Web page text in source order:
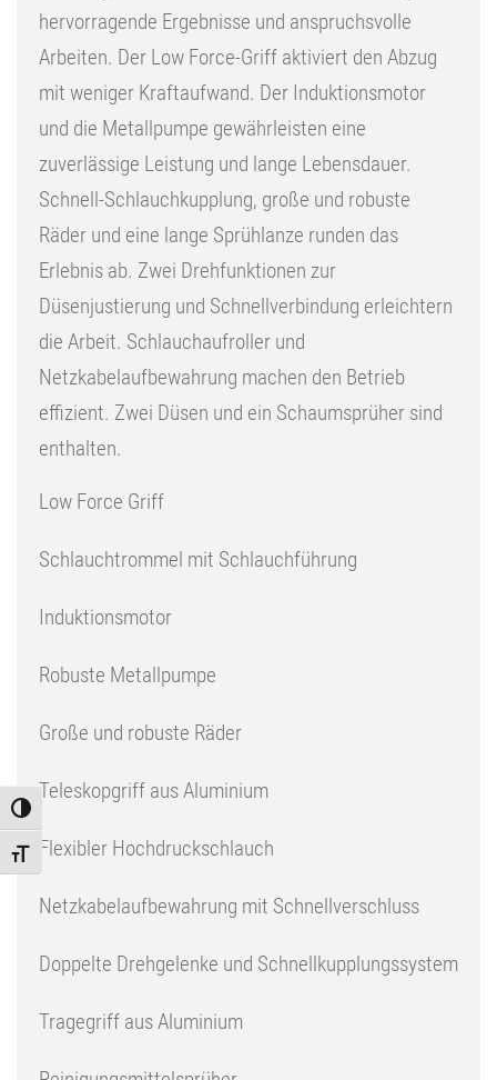
Toggle High Contrast
Toggle Font size
hervorragende Ergebnisse und anspruchsvolle
Arbeiten. Der Low Force-Griff aktiviert den Abzug
mit weniger Kraftaufwand. Der Induktionsmotor
und die Metallpumpe gewährleisten eine
zuverlässige Leistung und lange Lebensdauer.
Schnell-Schlauchkupplung, große und robuste
Räder und eine lange Sprühlanze runden das
Erlebnis ab. Zwei Drehfunktionen zur
Düsenjustierung und Schnellverbindung erleichtern
die Arbeit. Schlauchaufroller und
Netzkabelaufbewahrung machen den Betrieb
effizient. Zwei Düsen und ein Schaumsprüher sind
enthalten.
Low Force Griff
Schlauchtrommel mit Schlauchführung
Induktionsmotor
Robuste Metallpumpe
Große und robuste Räder
Teleskopgriff aus Aluminium
Flexibler Hochdruckschlauch
Netzkabelaufbewahrung mit Schnellverschluss
Doppelte Drehgelenke und Schnellkupplungssystem
Tragegriff aus Aluminium